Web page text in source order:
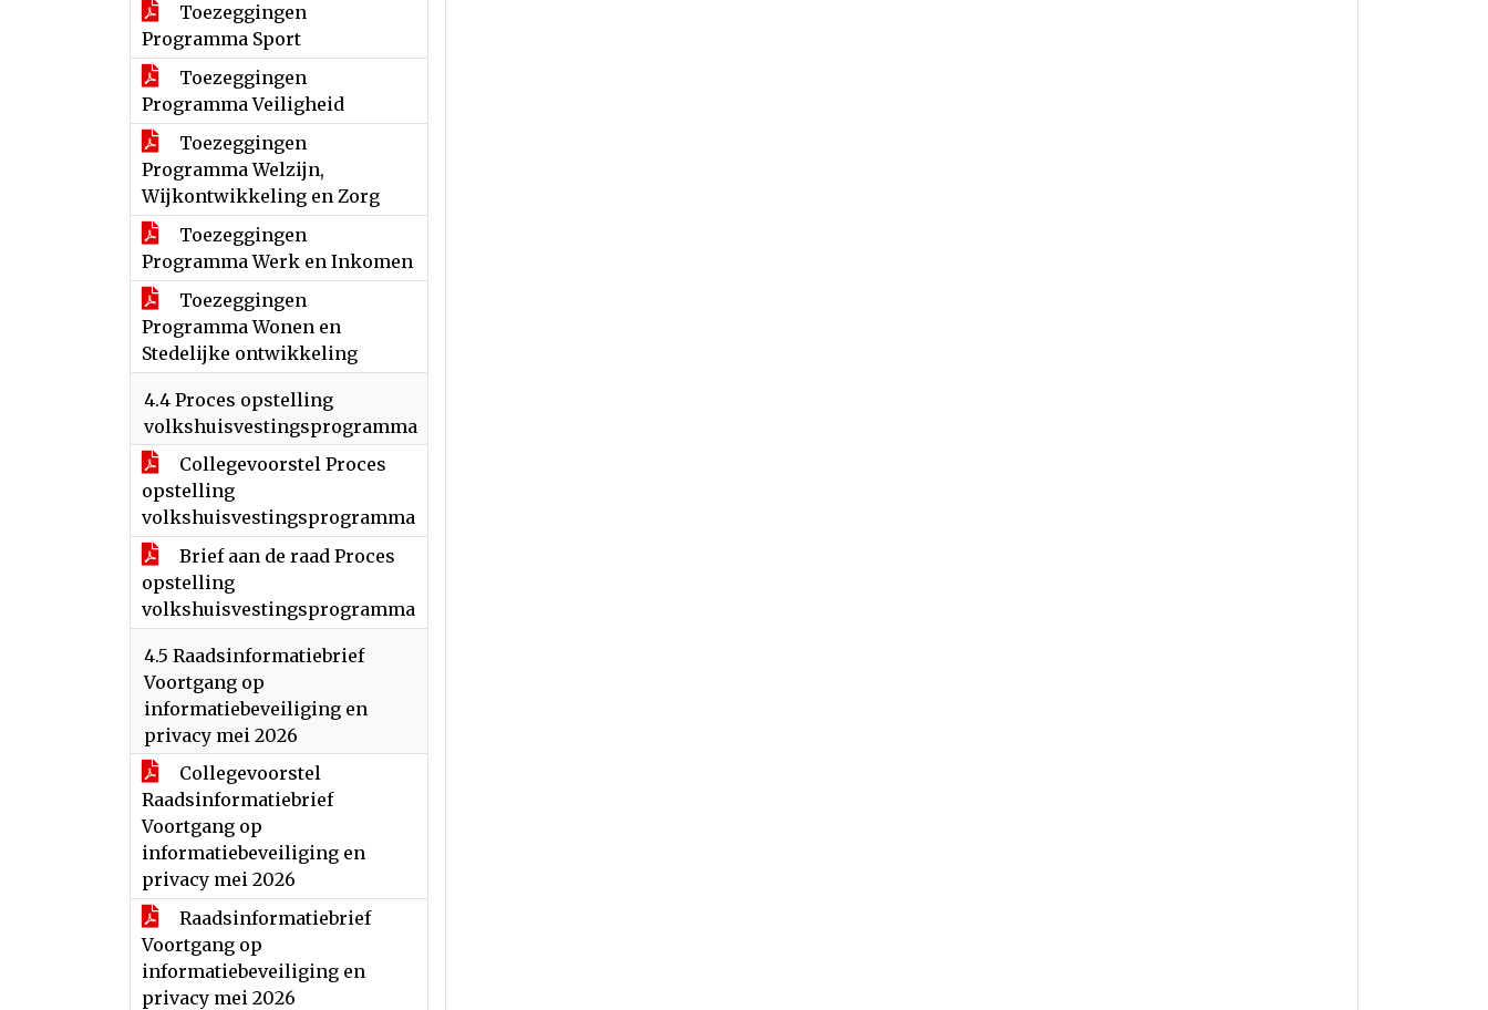
Toezeggingen
Programma Sport
Toezeggingen
Programma Veiligheid
Toezeggingen
Programma Welzijn,
Wijkontwikkeling en Zorg
Toezeggingen
Programma Werk en Inkomen
Toezeggingen
Programma Wonen en
Stedelijke ontwikkeling
4.4 Proces opstelling
volkshuisvestingsprogramma
Collegevoorstel Proces
opstelling
volkshuisvestingsprogramma
Brief aan de raad Proces
opstelling
volkshuisvestingsprogramma
4.5 Raadsinformatiebrief
Voortgang op
informatiebeveiliging en
privacy mei 2026
Collegevoorstel
Raadsinformatiebrief
Voortgang op
informatiebeveiliging en
privacy mei 2026
Raadsinformatiebrief
Voortgang op
informatiebeveiliging en
privacy mei 2026